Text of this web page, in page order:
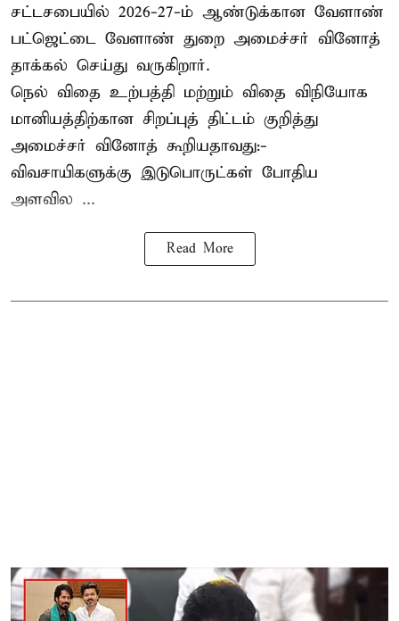
சட்டசபையில் 2026-27-ம் ஆண்டுக்கான வேளாண்
பட்ஜெட்டை வேளாண் துறை அமைச்சர் வினோத்
தாக்கல் செய்து வருகிறார்.
நெல் விதை உற்பத்தி மற்றும் விதை விநியோக
மானியத்திற்கான சிறப்புத் திட்டம் குறித்து
அமைச்சர் வினோத் கூறியதாவது:-
விவசாயிகளுக்கு இடுபொருட்கள் போதிய
அளவில ...
Read More